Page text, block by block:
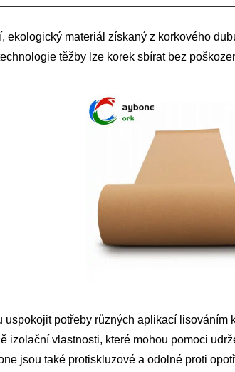
ekologický materiál získaný z korkového
těžby lze korek sbírat bez
uspokojit potřeby různých aplikací lisováním
izolační vlastnosti, které mohou pomoci
jsou také protiskluzové a odolné proti